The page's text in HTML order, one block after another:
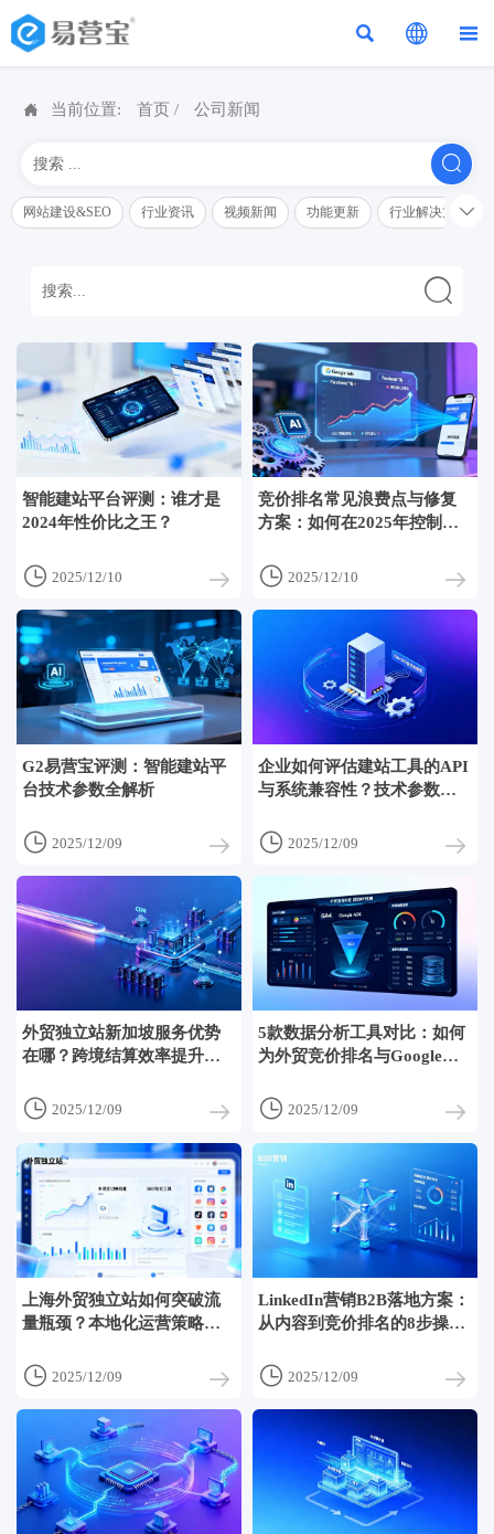
  
 当前位置: 首页 / 公司新闻

网站建设&SEO 行业资讯 视频新闻 功能更新 行业解决方案解读


智能建站平台评测：谁才是
2024年性价比之王？
 2025/12/10
竞价排名常见浪费点与修复
方案：如何在2025年控制每
 2025/12/10
G2易营宝评测：智能建站平
台技术参数全解析
 2025/12/09
企业如何评估建站工具的API
与系统兼容性？技术参数清
 2025/12/09
外贸独立站新加坡服务优势
在哪？跨境结算效率提升揭
 2025/12/09
5款数据分析工具对比：如何
为外贸竞价排名与Google
 2025/12/09
上海外贸独立站如何突破流
量瓶颈？本地化运营策略分
 2025/12/09
LinkedIn营销B2B落地方案：
从内容到竞价排名的8步操作
 2025/12/09